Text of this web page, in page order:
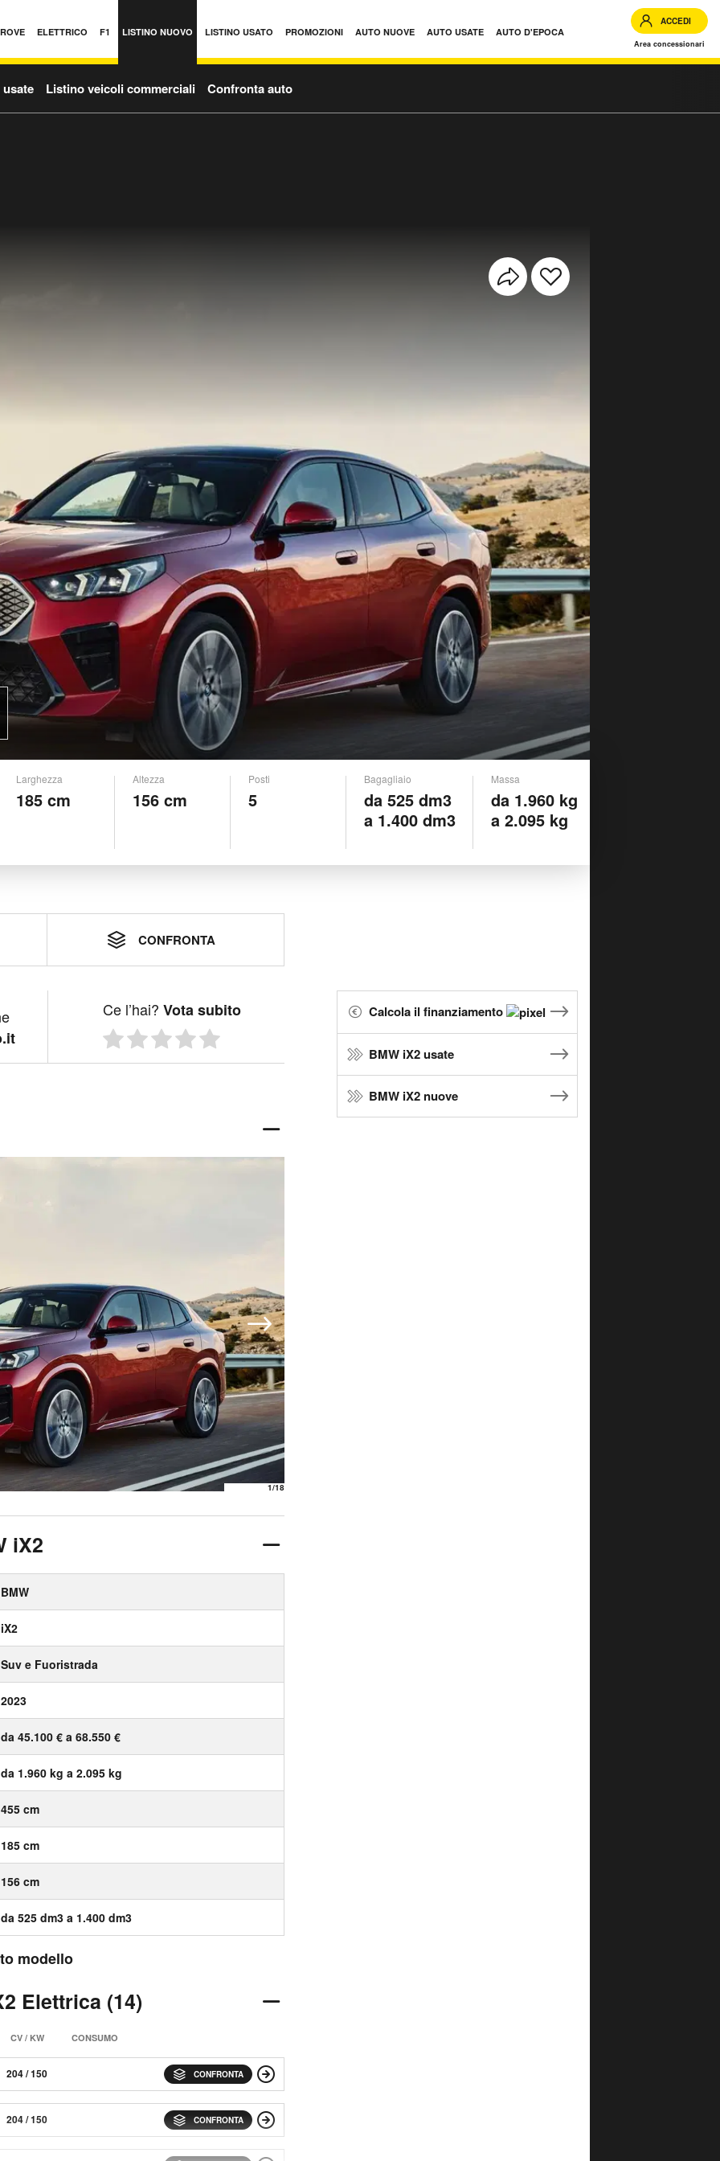
ELETTRICO F1 LISTINO NUOVO LISTINO USATO PROMOZIONI AUTO NUOVE AUTO USATE AUTO D'EPOCA
ACCEDI
Area concessionari
Listino veicoli commerciali Confronta auto
Larghezza
185 cm
Altezza
156 cm
Posti
5
Bagagliaio
da 525 dm3
a 1.400 dm3
Massa
da 1.960 kg
a 2.095 kg
CONFRONTA
Ce l’hai? Vota subito
1/18
iX2
BMW
iX2
Suv e Fuoristrada
2023
da 45.100 € a 68.550 €
da 1.960 kg a 2.095 kg
455 cm
185 cm
156 cm
da 525 dm3 a 1.400 dm3
Calcola il finanziamento
BMW iX2 usate
BMW iX2 nuove
modello
Elettrica (14)
CV / KW CONSUMO
204 / 150 CONFRONTA
204 / 150 CONFRONTA